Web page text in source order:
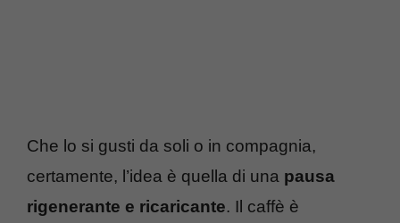
Che lo si gusti da soli o in compagnia,
certamente, l’idea è quella di una pausa
rigenerante e ricaricante. Il caffè è